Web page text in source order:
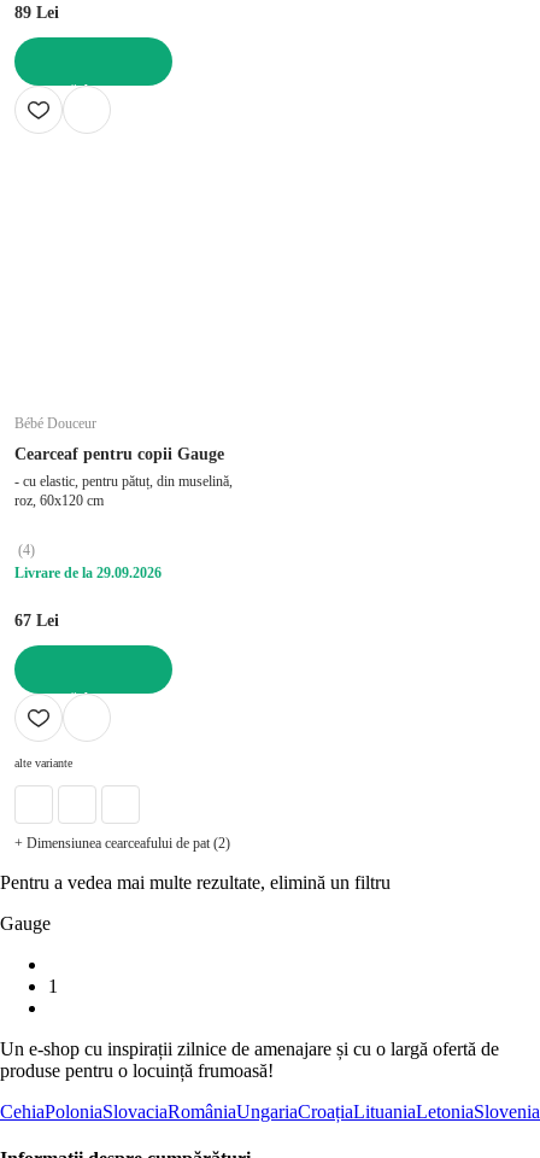
89 Lei
ADAUGĂ ÎN COȘ
Bébé Douceur
Cearceaf pentru copii Gauge
- cu elastic, pentru pătuț, din muselină,
roz, 60x120 cm
(4)
Livrare de la 29.09.2026
67 Lei
ADAUGĂ ÎN COȘ
alte variante
+ Dimensiunea cearceafului de pat (2)
Pentru a vedea mai multe rezultate, elimină un filtru
Gauge
1
Un e-shop cu inspirații zilnice de amenajare și cu o largă ofertă de
produse pentru o locuință frumoasă!
CehiaPoloniaSlovaciaRomâniaUngariaCroațiaLituaniaLetoniaSlovenia